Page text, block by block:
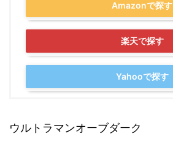
Amazonで探す
楽天で探す
Yahooで探す
ウルトラマンオーブダーク